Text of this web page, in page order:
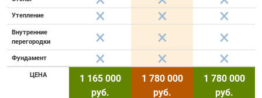
Утепление
Внутренние
перегородки
Фундамент
ЦЕНА
1 165 000
руб.
1 780 000
руб.
1 780 000
руб.